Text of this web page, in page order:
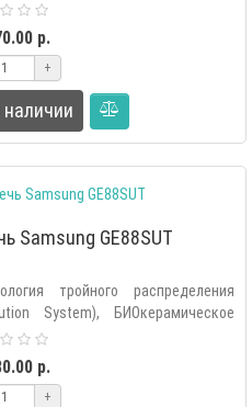
р.
+
Samsung GE88SUT
тройного распределения
System), БИОкерамическое
р.
+